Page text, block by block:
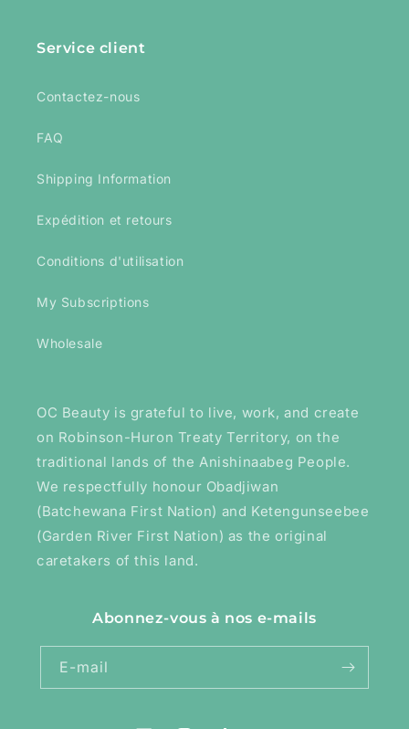
Service client
Contactez-nous
FAQ
Shipping Information
Expédition et retours
Conditions d'utilisation
My Subscriptions
Wholesale
OC Beauty is grateful to live, work, and create
on Robinson-Huron Treaty Territory, on the
traditional lands of the Anishinaabeg People.
We respectfully honour Obadjiwan
(Batchewana First Nation) and Ketengunseebee
(Garden River First Nation) as the original
caretakers of this land.
Abonnez-vous à nos e-mails
E-mail